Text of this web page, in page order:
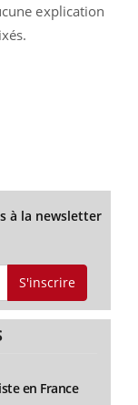
explication
à la newsletter
S'inscrire
en France